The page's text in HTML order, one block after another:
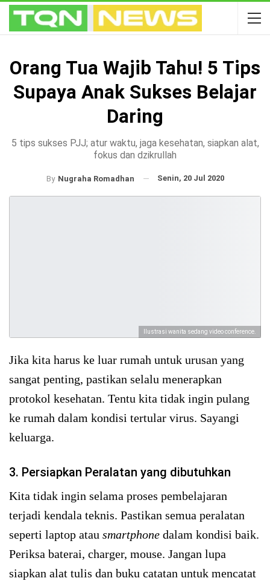
Orang Tua Wajib Tahu! 5 Tips
Supaya Anak Sukses Belajar
Daring
5 tips sukses PJJ; atur waktu, jaga kesehatan, siapkan alat,
fokus dan dzikrullah
By Nugraha Romadhan Senin, 20 Jul 2020
Ilustrasi wanita sedang video conference.
Jika kita harus ke luar rumah untuk urusan yang
sangat penting, pastikan selalu menerapkan
protokol kesehatan. Tentu kita tidak ingin pulang
ke rumah dalam kondisi tertular virus. Sayangi
keluarga.
3. Persiapkan Peralatan yang dibutuhkan
Kita tidak ingin selama proses pembelajaran
terjadi kendala teknis. Pastikan semua peralatan
seperti laptop atau smartphone dalam kondisi baik.
Periksa baterai, charger, mouse. Jangan lupa
siapkan alat tulis dan buku catatan untuk mencatat